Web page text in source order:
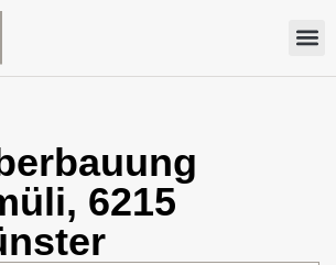
6215